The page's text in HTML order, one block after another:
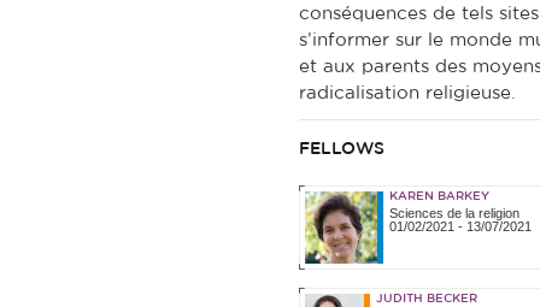
conséquences de tels
s’informer sur le monde
et aux parents des
radicalisation religieuse.
FELLOWS
KAREN BARKEY
Sciences de la religion
01/02/2021 - 13/07/2021
JUDITH BECKER